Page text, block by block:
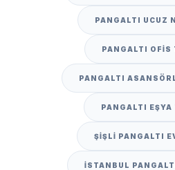
PANGALTI UCUZ
PANGALTI OFIS
PANGALTI
PANGALTI EŞYA
ŞIŞLI PANGALTI
İSTANBUL